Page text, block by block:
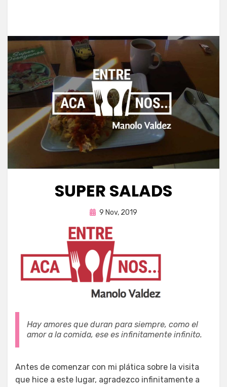
SUPER SALADS
porEnrique
Publicada
9 Nov, 2019
Hay amores que duran para siempre, como el
amor a la comida, ese es infinitamente infinito.
Antes de comenzar con mi plática sobre la visita
que hice a este lugar, agradezco infinitamente a